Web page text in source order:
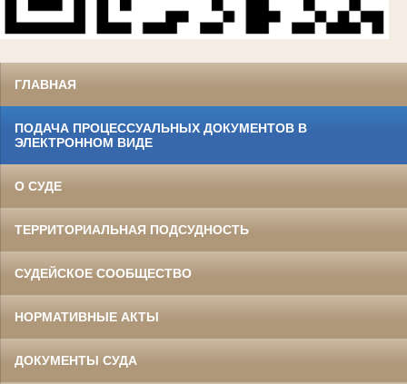
ГЛАВНАЯ
ПОДАЧА ПРОЦЕССУАЛЬНЫХ ДОКУМЕНТОВ В
ЭЛЕКТРОННОМ ВИДЕ
О СУДЕ
ТЕРРИТОРИАЛЬНАЯ ПОДСУДНОСТЬ
СУДЕЙСКОЕ СООБЩЕСТВО
НОРМАТИВНЫЕ АКТЫ
ДОКУМЕНТЫ СУДА